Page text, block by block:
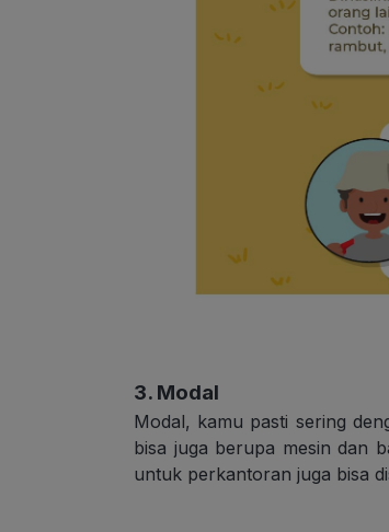
3. Modal
Modal, kamu pasti sering
bisa juga berupa mesin dan
untuk perkantoran juga bisa